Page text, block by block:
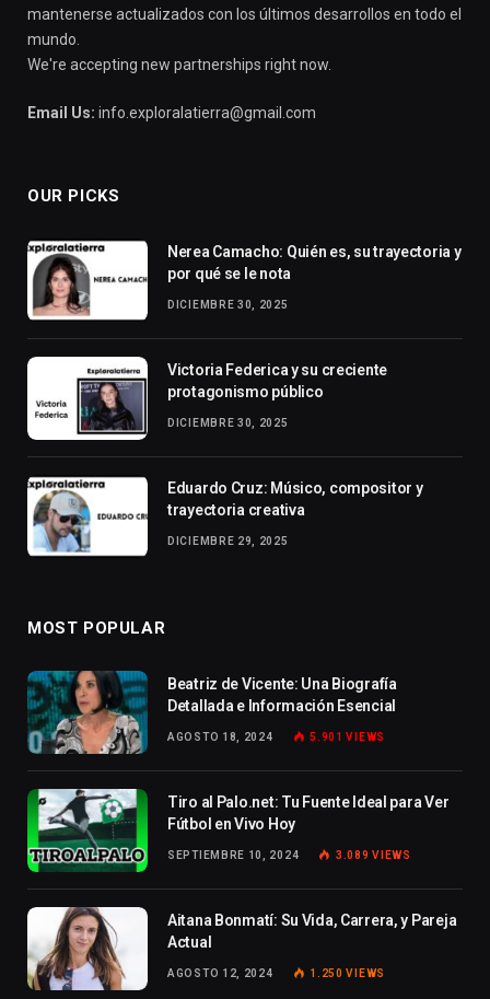
mantenerse actualizados con los últimos desarrollos en todo el
mundo.
We're accepting new partnerships right now.
Email Us: info.exploralatierra@gmail.com
OUR PICKS
Nerea Camacho: Quién es, su trayectoria y
por qué se le nota
DICIEMBRE 30, 2025
Victoria Federica y su creciente
protagonismo público
DICIEMBRE 30, 2025
Eduardo Cruz: Músico, compositor y
trayectoria creativa
DICIEMBRE 29, 2025
MOST POPULAR
Beatriz de Vicente: Una Biografía
Detallada e Información Esencial
AGOSTO 18, 2024 5.901VIEWS
Tiro al Palo.net: Tu Fuente Ideal para Ver
Fútbol en Vivo Hoy
SEPTIEMBRE 10, 2024 3.089VIEWS
Aitana Bonmatí: Su Vida, Carrera, y Pareja
Actual
AGOSTO 12, 2024 1.250VIEWS